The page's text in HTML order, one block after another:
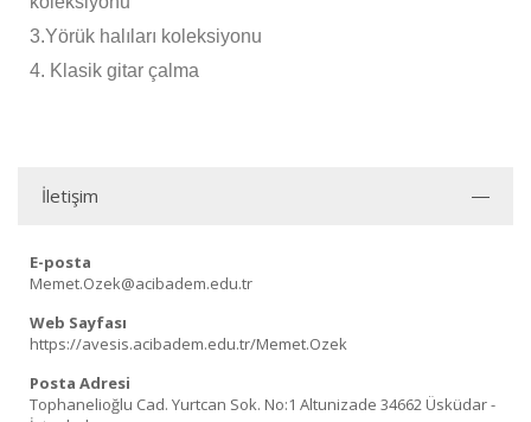
3.Yörük halıları koleksiyonu
4. Klasik gitar çalma
İletişim
E-posta
Memet.Ozek@acibadem.edu.tr
Web Sayfası
https://avesis.acibadem.edu.tr/Memet.Ozek
Posta Adresi
Tophanelioğlu Cad. Yurtcan Sok. No:1 Altunizade 34662 Üsküdar -